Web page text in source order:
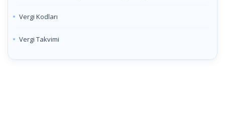
Vergi Kodları
Vergi Takvimi